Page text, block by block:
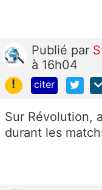
Publié par
à 16h04
!
citer
Sur Révolution,
durant les